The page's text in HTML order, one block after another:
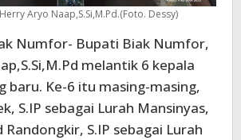
Aryo Naap,S.Si,M.Pd.(Foto. Dessy)
Numfor- Bupati Biak Numfor,
melantik 6 kepala
baru. Ke-6 itu masing-masing,
S.IP sebagai Lurah Mansinyas,
Randongkir, S.IP sebagai Lurah